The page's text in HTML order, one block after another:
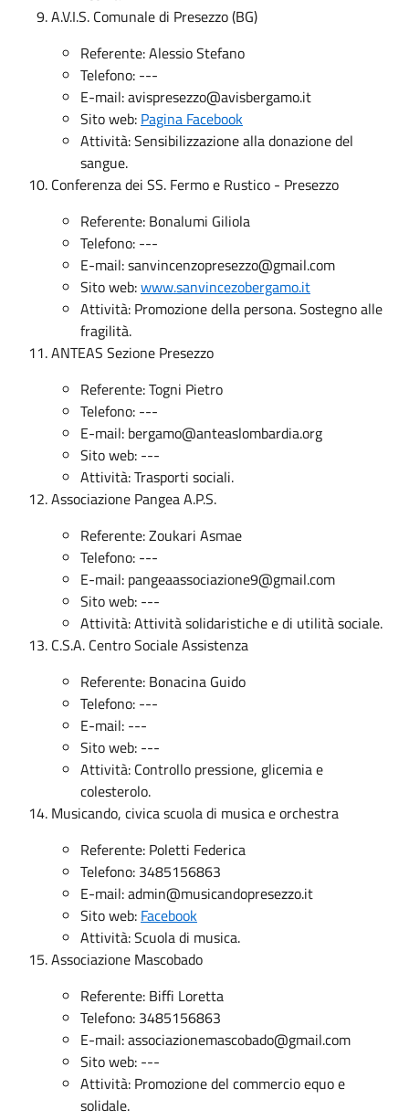
A.V.I.S. Comunale di Presezzo (BG)
Referente: Alessio Stefano
Telefono: ---
E-mail:avispresezzo@avisbergamo.it
Sito web: Pagina Facebook
Attività: Sensibilizzazione alla donazione del
sangue.
Conferenza dei SS. Fermo e Rustico - Presezzo
Referente: Bonalumi Giliola
Telefono: ---
E-mail:sanvincenzopresezzo@gmail.com
Sito web:www.sanvincezobergamo.it
Attività: Promozione della persona. Sostegno alle
fragilità.
ANTEAS Sezione Presezzo
Referente: Togni Pietro
Telefono: ---
E-mail: bergamo@anteaslombardia.org
Sito web: ---
Attività: Trasporti sociali.
Associazione Pangea A.P.S.
Referente: Zoukari Asmae
Telefono: ---
E-mail: pangeaassociazione9@gmail.com
Sito web: ---
Attività: Attività solidaristiche e di utilità sociale.
C.S.A. Centro Sociale Assistenza
Referente: Bonacina Guido
Telefono: ---
E-mail: ---
Sito web: ---
Attività: Controllo pressione, glicemia e
colesterolo.
Musicando, civica scuola di musica e orchestra
Referente: Poletti Federica
Telefono: 3485156863
E-mail:admin@musicandopresezzo.it
Sito web: Facebook
Attività: Scuola di musica.
Associazione Mascobado
Referente: Biffi Loretta
Telefono: 3485156863
E-mail:associazionemascobado@gmail.com
Sito web: ---
Attività: Promozione del commercio equo e
solidale.